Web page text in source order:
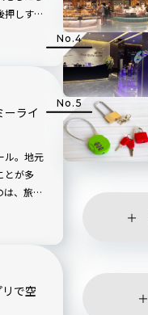
押しする
を提案
ーライ
ル。地元
とが多
、旅行
で空